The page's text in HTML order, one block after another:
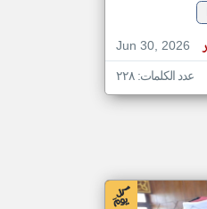
Jun 30, 2026
عدد الكلمات: ٢٢٨